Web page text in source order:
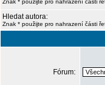
Znak * použijte pro nahrazení části
Hledat autora:
Znak * použijte pro nahrazení části
Fórum: